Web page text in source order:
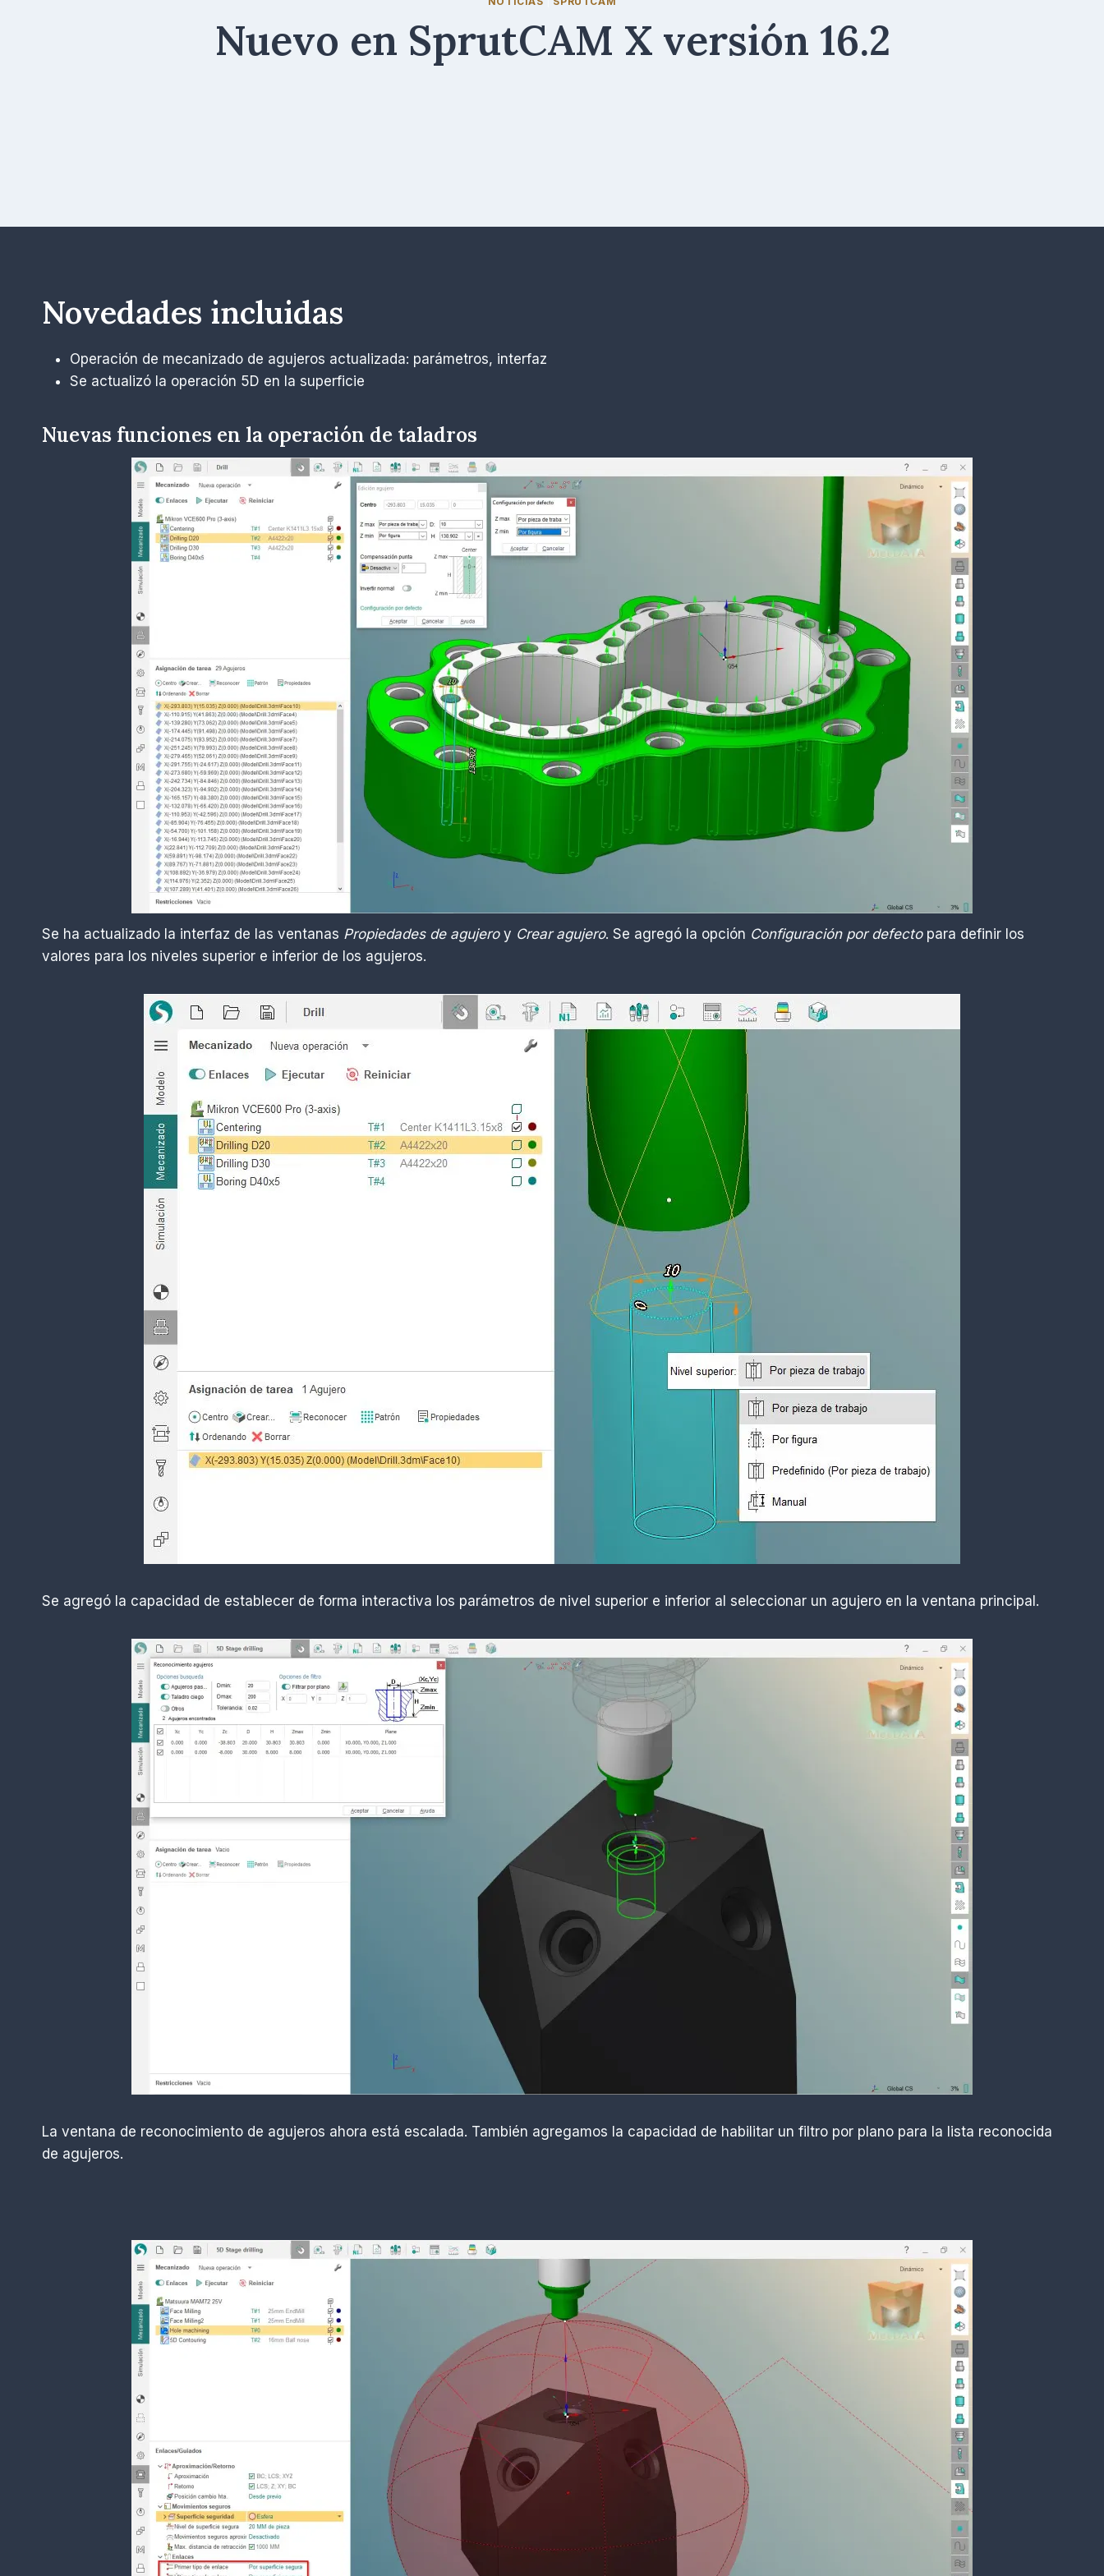
Nuevo en SprutCAM X versión 16.2
Novedades incluidas
Operación de mecanizado de agujeros actualizada: parámetros, interfaz
Se actualizó la operación 5D en la superficie
Nuevas funciones en la operación de taladros
Se ha actualizado la interfaz de las ventanas Propiedades de agujeroy Crear agujero. Se agregó la opción Configuración por defectopara definir los
valores para los niveles superior e inferior de los agujeros.
Se agregó la capacidad de establecer de forma interactiva los parámetros de nivel superior e inferior al seleccionar un agujero en la ventana principal.
La ventana de reconocimiento de agujeros ahora está escalada. También agregamos la capacidad de habilitar un filtro por plano para la lista reconocida
de agujeros.